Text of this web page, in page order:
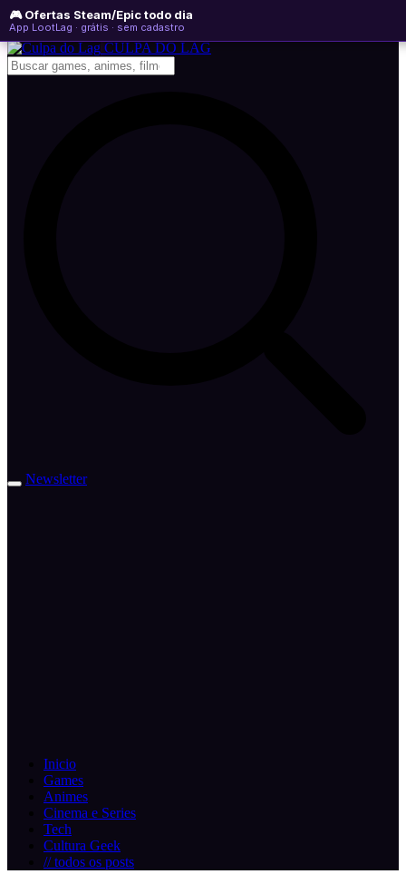
🎮 Ofertas Steam/Epic todo dia
App LootLag · grátis · sem cadastro
sábado, 08 de agosto de 2026 WhatsApp
Newsletter
CULPA DO LAG
Newsletter
Inicio
Games
Animes
Cinema e Series
Tech
Cultura Geek
// todos os posts